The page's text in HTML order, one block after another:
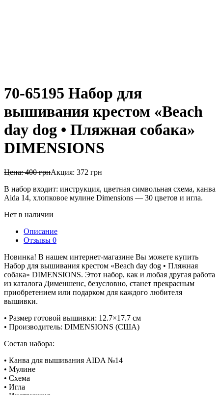
70-65195 Набор для
вышивания крестом «Beach
day dog • Пляжная собака»
DIMENSIONS
Цена:400грнАкция: 372 грн
В набор входит: инструкция, цветная символьная схема, канва
Aida 14, хлопковое мулине Dimensions — 30 цветов и игла.
Нет в наличии
Описание
Отзывы 0
Новинка! В нашем интернет-магазине Вы можете купить
Набор для вышивания крестом «Beach day dog • Пляжная
собака» DIMENSIONS. Этот набор, как и любая другая работа
из каталога Дименшенс, безусловно, станет прекрасным
приобретением или подарком для каждого любителя
вышивки.
• Размер готовой вышивки: 12.7×17.7 см
• Производитель: DIMENSIONS (США)
Состав набора:
• Канва для вышивания AIDA №14
• Мулине
• Схема
• Игла